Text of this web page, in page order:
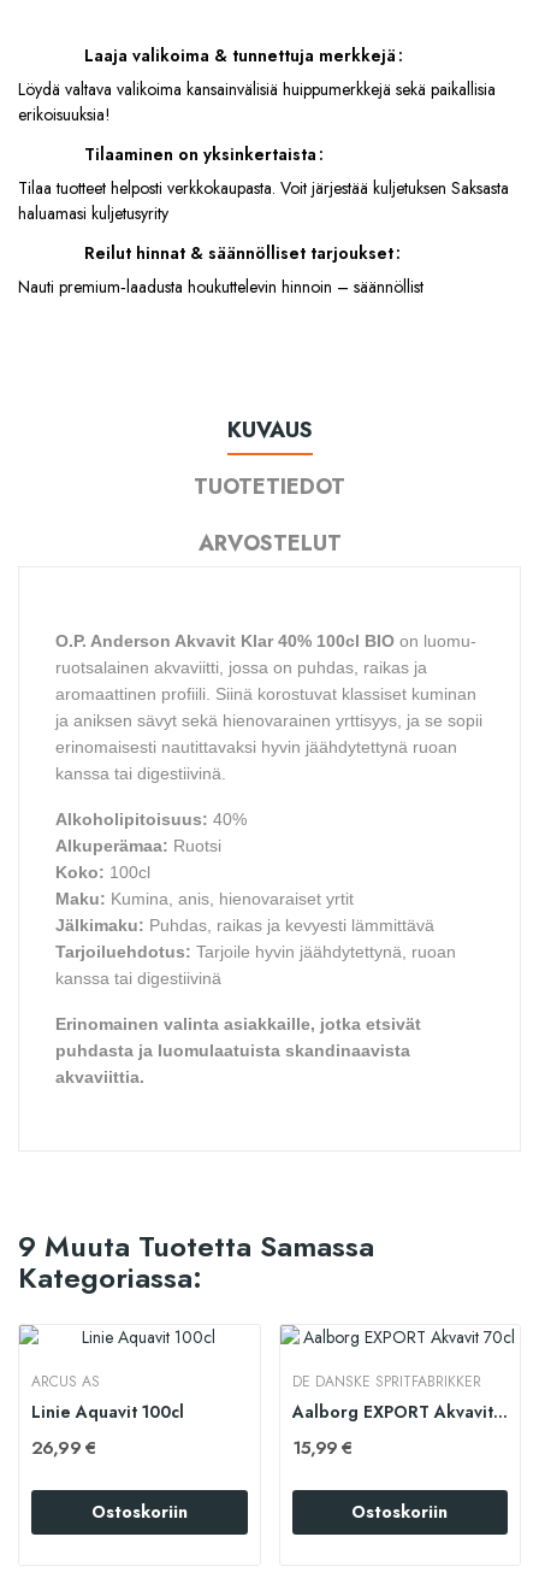
Laaja valikoima & tunnettuja merkkejä
Löydä valtava valikoima kansainvälisiä huippumerkkejä sekä paikallisia
erikoisuuksia!
Tilaaminen on yksinkertaista
Tilaa tuotteet helposti verkkokaupasta. Voit järjestää kuljetuksen Saksasta
haluamasi kuljetusyrity
Reilut hinnat & säännölliset tarjoukset
Nauti premium‑laadusta houkuttelevin hinnoin – säännöllist
KUVAUS
TUOTETIEDOT
ARVOSTELUT
O.P. Anderson Akvavit Klar 40% 100cl BIO on luomu-
ruotsalainen akvaviitti, jossa on puhdas, raikas ja
aromaattinen profiili. Siinä korostuvat klassiset kuminan
ja aniksen sävyt sekä hienovarainen yrttisyys, ja se sopii
erinomaisesti nautittavaksi hyvin jäähdytettynä ruoan
kanssa tai digestiivinä.
Alkoholipitoisuus: 40%
Alkuperämaa: Ruotsi
Koko: 100cl
Maku: Kumina, anis, hienovaraiset yrtit
Jälkimaku: Puhdas, raikas ja kevyesti lämmittävä
Tarjoiluehdotus: Tarjoile hyvin jäähdytettynä, ruoan
kanssa tai digestiivinä
Erinomainen valinta asiakkaille, jotka etsivät
puhdasta ja luomulaatuista skandinaavista
akvaviittia.
9 Muuta Tuotetta Samassa
Kategoriassa:
ARCUS AS
Linie Aquavit 100cl
26,99 €
Ostoskoriin
DE DANSKE SPRITFABRIKKER
Aalborg EXPORT Akvavit 70cl
15,99 €
Ostoskoriin